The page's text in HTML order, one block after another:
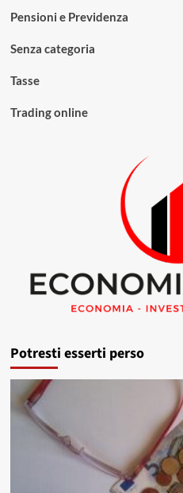
Pensioni e Previdenza
Senza categoria
Tasse
Trading online
Potresti esserti perso